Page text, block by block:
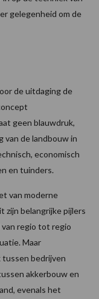
gelegenheid om de
de uitdaging de
geen blauwdruk,
van de landbouw in
economisch
en tuinders.
van moderne
zijn belangrijke pijlers
regio tot regio
Maar
bedrijven
akkerbouw en
evenals het